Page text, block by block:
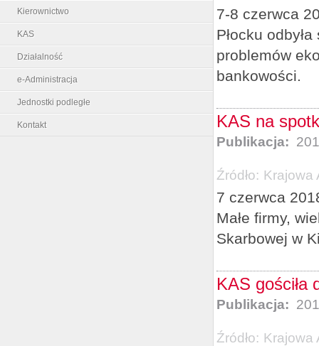
Kierownictwo
KAS
Działalność
e-Administracja
Jednostki podległe
Kontakt
7-8 czerwca
Płocku
problemów
bankowości.
KAS na
Publikacja:
Źródło: Krajowa
7 czerwca
Małe firmy,
Skarbowej w
KAS gościła
Publikacja:
Źródło: Krajowa